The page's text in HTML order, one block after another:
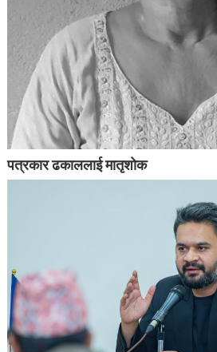
पत्रकार ढकाललाई मातृशोक